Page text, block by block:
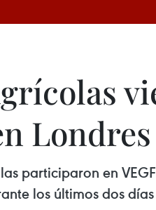
Londres
participaron en
los últimos dos días